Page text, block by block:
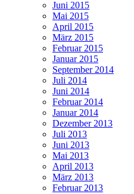
Juni 2015
Mai 2015
April 2015
März 2015
Februar 2015
Januar 2015
September 2014
Juli 2014
Juni 2014
Februar 2014
Januar 2014
Dezember 2013
Juli 2013
Juni 2013
Mai 2013
April 2013
März 2013
Februar 2013